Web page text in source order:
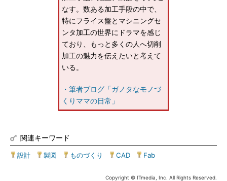
なす。数ある加工手段の中で、
特にフライス盤とマシニングセ
ンタ加工の世界にドラマを感じ
ており、もっと多くの人へ切削
加工の魅力を伝えたいと考えて
いる。
・筆者ブログ「ガノタなモノづ
くりママの日常」
関連キーワード
設計 製図 ものづくり CAD Fab
Copyright © ITmedia, Inc. All Rights Reserved.